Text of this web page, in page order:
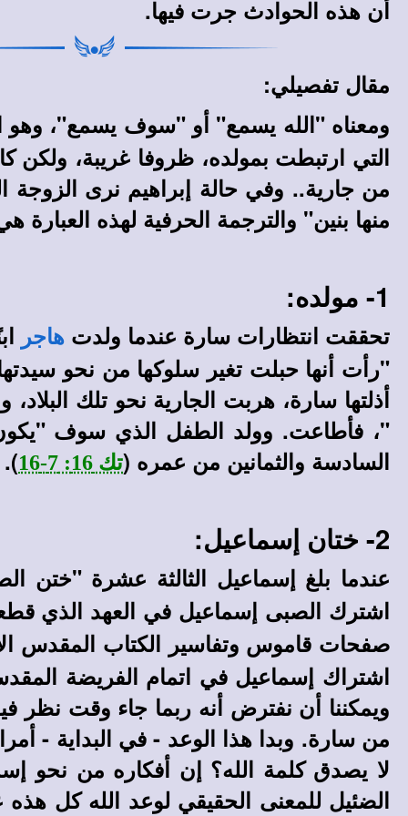
أن هذه الحوادث جرت فيها.
مقال تفصيلي:
ومعناه "الله يسمع" أو "سوف يسمع"، وهو
التي ارتبطت بمولده، ظروفا غريبة، ولكن
من جارية.. وفي حالة إبراهيم نرى الزوجة
منها بنين" والترجمة الحرفية لهذه
1- مولده:
تحققت انتظارات سارة عندما ولدت هاجر
"رأت أنها حبلت تغير سلوكها من نحو
أذلتها سارة، هربت الجارية نحو تلك
"، فأطاعت. وولد الطفل الذي سوف
السادسة والثمانين من عمره (تك 16: 7-16 ).
2- ختان إسماعيل:
عندما بلغ إسماعيل الثالثة عشرة "ختن
اشترك الصبى إسماعيل في العهد الذي
صفحات قاموس وتفاسير الكتاب المقدس
اشتراك إسماعيل في اتمام الفريضة
ويمكننا أن نفترض أنه ربما جاء وقت نظر
من سارة. وبدا هذا الوعد - في البداية -
لا يصدق كلمة الله؟ إن أفكاره من نحو
الضئيل للمعنى الحقيقي لوعد الله كل